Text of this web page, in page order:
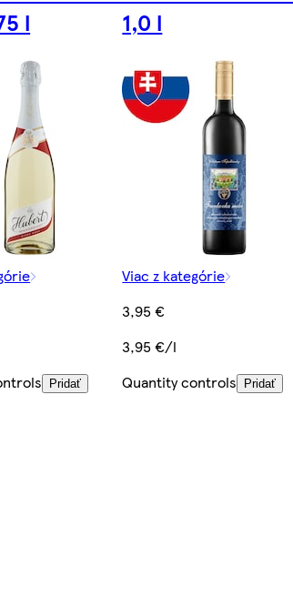
l
Pridať
1,0 l
Viac z kategórie
3,95 €
3,95 €/l
Quantity controls
Pridať